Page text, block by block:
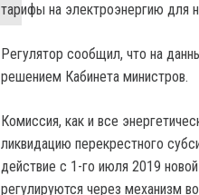
тарифы на электроэнергию
Регулятор сообщил, что на
решением Кабинета министров.
Комиссия, как и все
ликвидацию перекрестного
действие с 1-го июля 2019
регулируются через механизм